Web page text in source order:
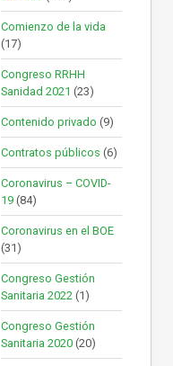
Comienzo de la vida
(17)
Congreso RRHH
Sanidad 2021 (23)
Contenido privado (9)
Contratos públicos (6)
Coronavirus – COVID-
19 (84)
Coronavirus en el BOE
(31)
Congreso Gestión
Sanitaria 2022 (1)
Congreso Gestión
Sanitaria 2020 (20)